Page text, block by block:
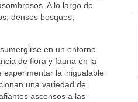
A lo largo de
densos bosques,
en un entorno
de flora y fauna en la
experimentar la inigualable
una variedad de
ascensos a las